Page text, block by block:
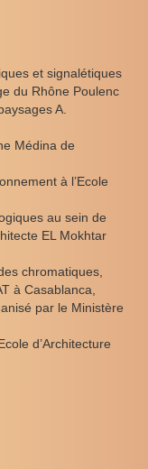
et signalétiques
du Rhône Poulenc
A.
Médina de
à l’Ecole
au sein de
EL Mokhtar
chromatiques,
à Casablanca,
par le Ministère
d’Architecture